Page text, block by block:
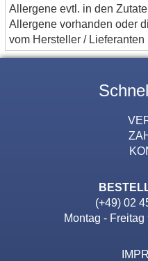
Allergene evtl. in den
Allergene vorhanden oder
vom Hersteller / Lieferanten
(+49) 02
Montag -